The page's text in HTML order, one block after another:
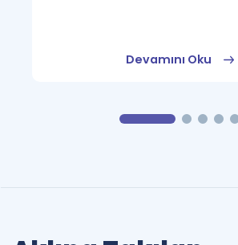
Devamını Oku